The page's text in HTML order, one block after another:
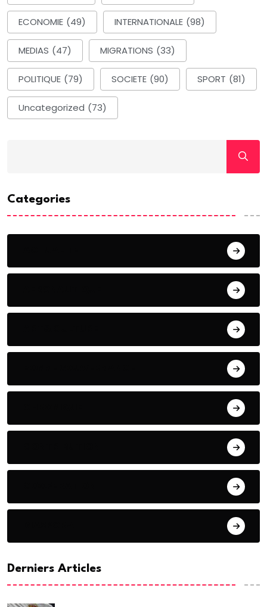
ECONOMIE (49) INTERNATIONALE (98)
MEDIAS (47) MIGRATIONS (33)
POLITIQUE (79) SOCIETE (90) SPORT (81)
Uncategorized (73)
Categories
Derniers Articles